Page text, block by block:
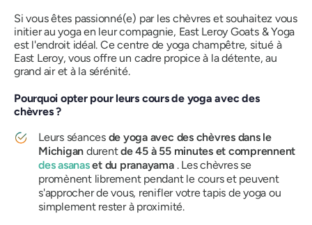
Si vous êtes passionné(e) par les chèvres et souhaitez vous
initier au yoga en leur compagnie, East Leroy Goats & Yoga
est l'endroit idéal. Ce centre de yoga champêtre, situé à
East Leroy, vous offre un cadre propice à la détente, au
grand air et à la sérénité.
Pourquoi opter pour leurs cours de yoga avec des
chèvres ?
Leurs séances de yoga avec des chèvres dans le
Michigan durentde 45 à 55 minutes et comprennent
des asanaset du pranayama. Les chèvres se
promènent librement pendant le cours et peuvent
s'approcher de vous, renifler votre tapis de yoga ou
simplement rester à proximité.